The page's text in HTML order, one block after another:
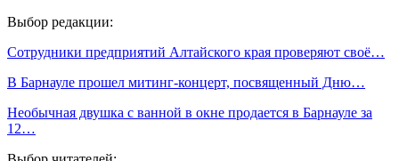
Выбор редакции:
Сотрудники предприятий Алтайского края проверяют своё…
В Барнауле прошел митинг-концерт, посвященный Дню…
Необычная двушка с ванной в окне продается в Барнауле за
12…